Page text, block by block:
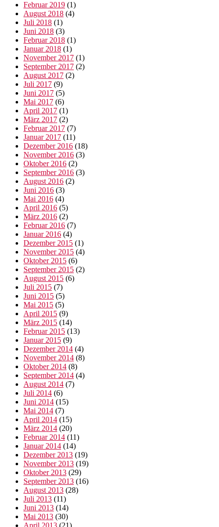
Februar 2019 (1)
August 2018 (4)
Juli 2018 (1)
Juni 2018 (3)
Februar 2018 (1)
Januar 2018 (1)
November 2017 (1)
September 2017 (2)
August 2017 (2)
Juli 2017 (9)
Juni 2017 (5)
Mai 2017 (6)
April 2017 (1)
März 2017 (2)
Februar 2017 (7)
Januar 2017 (11)
Dezember 2016 (18)
November 2016 (3)
Oktober 2016 (2)
September 2016 (3)
August 2016 (2)
Juni 2016 (3)
Mai 2016 (4)
April 2016 (5)
März 2016 (2)
Februar 2016 (7)
Januar 2016 (4)
Dezember 2015 (1)
November 2015 (4)
Oktober 2015 (6)
September 2015 (2)
August 2015 (6)
Juli 2015 (7)
Juni 2015 (5)
Mai 2015 (5)
April 2015 (9)
März 2015 (14)
Februar 2015 (13)
Januar 2015 (9)
Dezember 2014 (4)
November 2014 (8)
Oktober 2014 (8)
September 2014 (4)
August 2014 (7)
Juli 2014 (6)
Juni 2014 (15)
Mai 2014 (7)
April 2014 (15)
März 2014 (20)
Februar 2014 (11)
Januar 2014 (14)
Dezember 2013 (19)
November 2013 (19)
Oktober 2013 (29)
September 2013 (16)
August 2013 (28)
Juli 2013 (11)
Juni 2013 (14)
Mai 2013 (30)